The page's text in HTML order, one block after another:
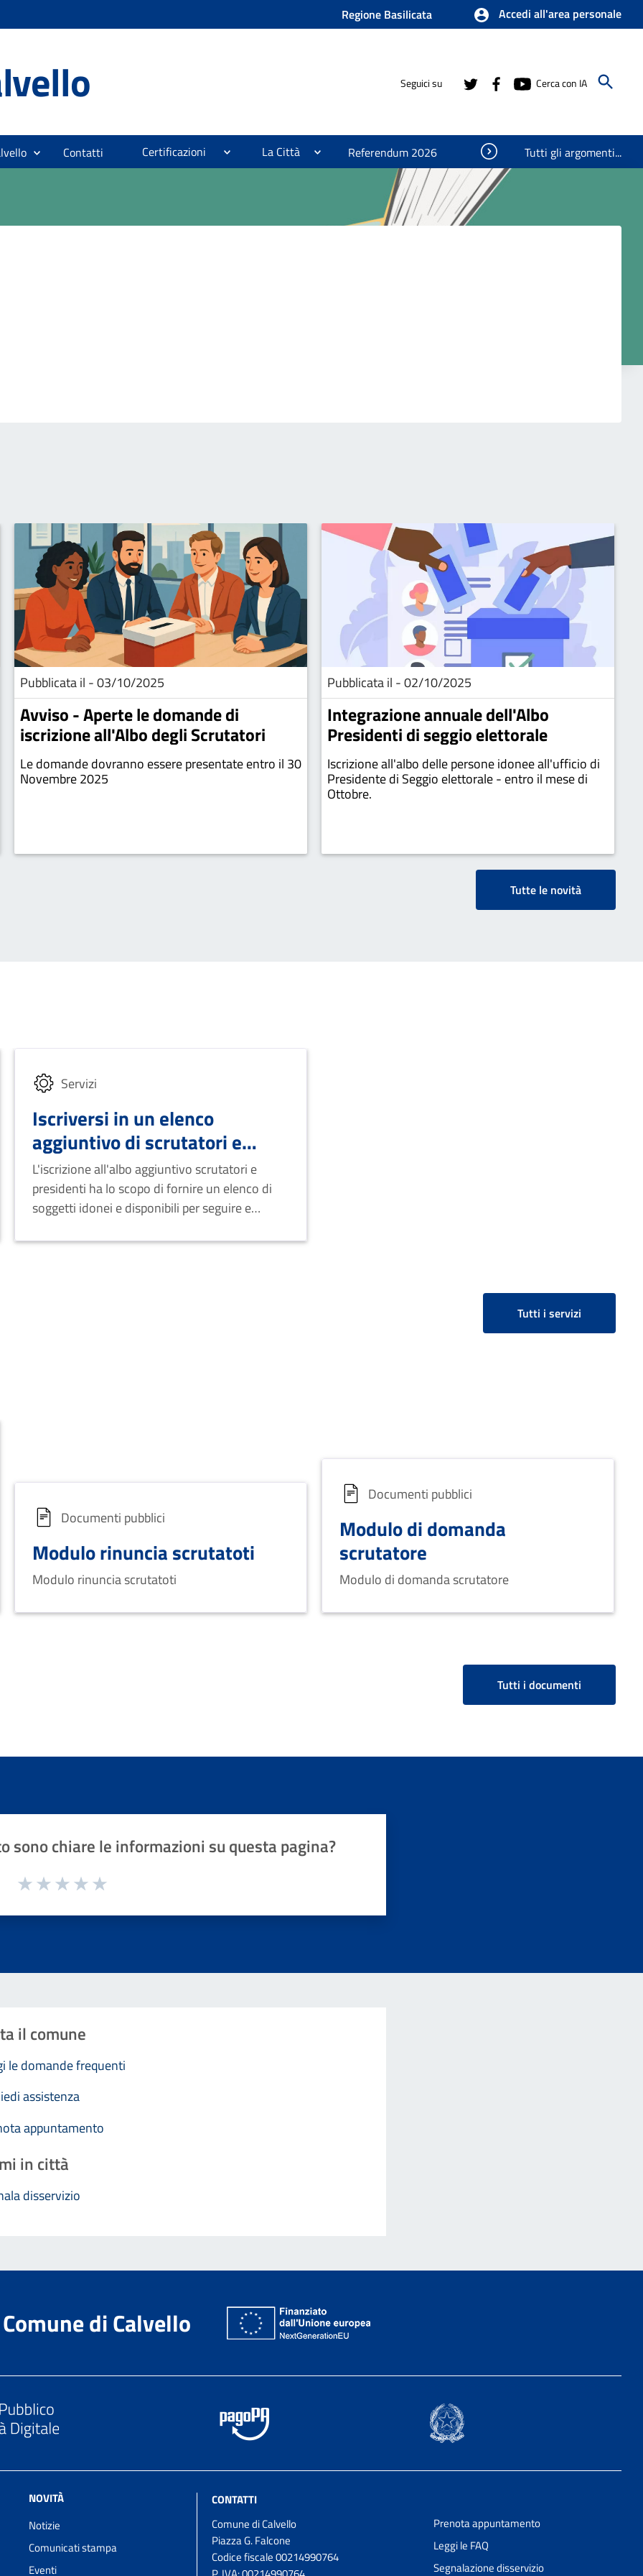
Regione Basilicata Accedi all'area personale
Seguici su Cerca con IA
Contatti Certificazioni La Città Referendum 2026 Visualizza oggetti nascosti
Tutti gli argomenti...
Pubblicata il - 03/10/2025
Avviso - Aperte le domande di
iscrizione all'Albo degli Scrutatori
Le domande dovranno essere presentate entro il 30
Novembre 2025
Pubblicata il - 02/10/2025
Integrazione annuale dell'Albo
Presidenti di seggio elettorale
Iscrizione all'albo delle persone idonee all'ufficio di
Presidente di Seggio elettorale - entro il mese di
Ottobre.
Tutte le novità
Servizi
Iscriversi in un elenco
aggiuntivo di scrutatori e
presidenti - Referendum del 8
e 9 Giugno 2025
L'iscrizione all'albo aggiuntivo scrutatori e
presidenti ha lo scopo di fornire un elenco di
soggetti idonei e disponibili per seguire e
Tutti i servizi
Documenti pubblici
Modulo rinuncia scrutatoti
Modulo rinuncia scrutatoti
Documenti pubblici
Modulo di domanda
scrutatore
Modulo di domanda scrutatore
Tutti i documenti
sono chiare le informazioni su questa pagina?
1 a 5 stelle la pagina
il comune
le domande frequenti
assistenza
appuntamento
in città
disservizio
Comune di Calvello
NOVITÀ
Notizie
Comunicati stampa
Eventi
CONTATTI
Comune di Calvello
Piazza G. Falcone
Codice fiscale 00214990764
Prenota appuntamento
Leggi le FAQ
Segnalazione disservizio